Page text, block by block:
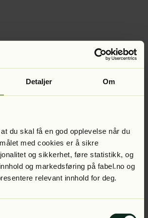
Detaljer Om
du skal få en god opplevelse når du
med cookies er å sikre
og sikkerhet, føre statistikk, og
og markedsføring på fabel.no og
relevant innhold for deg.